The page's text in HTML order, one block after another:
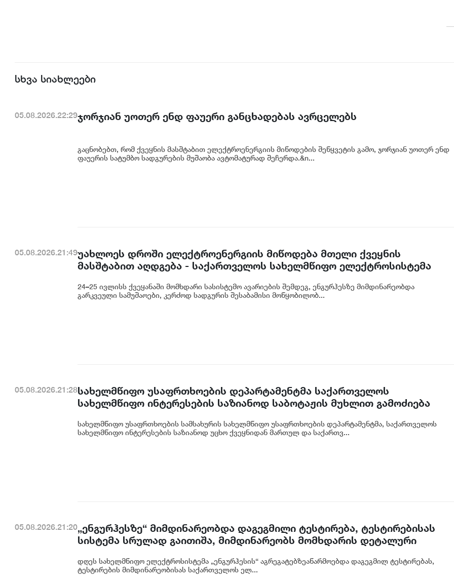
სხვა სიახლეები
05.08.2026.22:29ჯორჯიან უოთერ ენდ ფაუერი განცხადებას ავრცელებს
გაცნობებთ, რომ ქვეყნის მასშტაბით ელექტროენერგიის მიწოდების შეწყვეტის გამო, ჯორჯიან უოთერ ენდ
ფაუერის სატუმბო სადგურების მუშაობა ავტომატურად შეჩერდა.&n...
05.08.2026.21:49უახლოეს დროში ელექტროენერგიის მიწოდება მთელი ქვეყნის
მასშტაბით აღდგება - საქართველოს სახელმწიფო ელექტროსისტემა
24–25 ივლისს ქვეყანაში მომხდარი სასისტემო ავარიების შემდეგ, ენგურჰესზე მიმდინარეობდა
გარკვეული სამუშაოები, კერძოდ სადგურის შესაბამისი მოწყობილობ...
05.08.2026.21:28სახელმწიფო უსაფრთხოების დეპარტამენტმა საქართველოს
სახელმწიფო ინტერესების საზიანოდ საბოტაჟის მუხლით გამოძიება
სახელმწიფო უსაფრთხოების სამსახურის სახელმწიფო უსაფრთხოების დეპარტამენტმა, საქართველოს
სახელმწიფო ინტერესების საზიანოდ უცხო ქვეყნიდან მართულ და საქართვ...
05.08.2026.21:20„ენგურჰესზე“ მიმდინარეობდა დაგეგმილი ტესტირება, ტესტირებისას
სისტემა სრულად გაითიშა, მიმდინარეობს მომხდარის დეტალური
დღეს სახელმწიფო ელექტროსისტემა „ენგურჰესის“ აგრეგატებზეაწარმოებდა დაგეგმილ ტესტირებას,
ტესტირების მიმდინარეობისას საქართველოს ელ...